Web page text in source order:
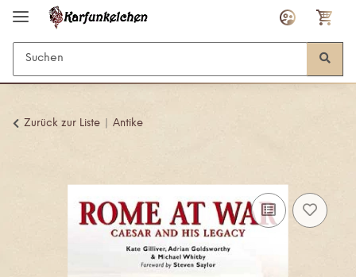
Zurück zur Liste Antike